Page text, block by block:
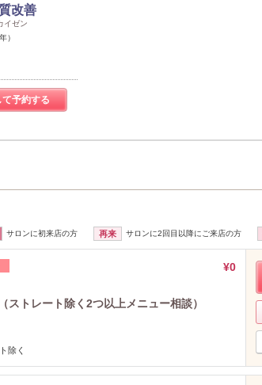
改善
イゼン
）
予約する
サロンに初来店の方 再来 サロンに2回目以降にご来店の方
¥0
トレート除く2つ以上メニュー相談）
除く